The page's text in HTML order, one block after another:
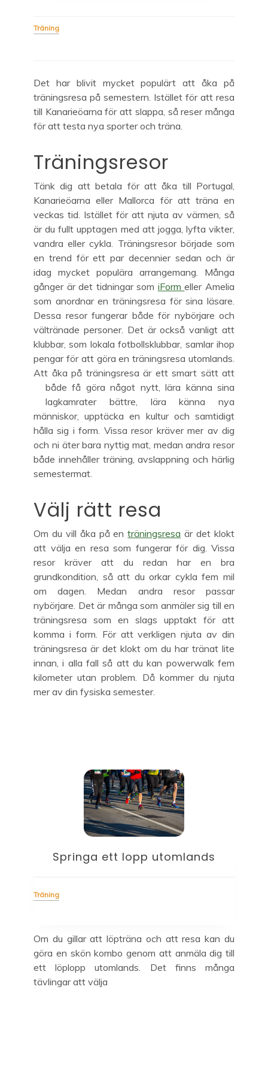
strongday.se
Träning
Det har blivit mycket populärt att åka på
träningsresa på semestern. Istället för att resa
till Kanarieöarna för att slappa, så reser många
för att testa nya sporter och träna.
Träningsresor
Tänk dig att betala för att åka till Portugal,
Kanarieöarna eller Mallorca för att träna en
veckas tid. Istället för att njuta av värmen, så
är du fullt upptagen med att jogga, lyfta vikter,
vandra eller cykla. Träningsresor började som
en trend för ett par decennier sedan och är
idag mycket populära arrangemang. Många
gånger är det tidningar som iFormeller Amelia
som anordnar en träningsresa för sina läsare.
Dessa resor fungerar både för nybörjare och
vältränade personer. Det är också vanligt att
klubbar, som lokala fotbollsklubbar, samlar ihop
pengar för att göra en träningsresa utomlands.
Att åka på träningsresa är ett smart sätt att
både få göra något nytt, lära känna sina
lagkamrater bättre, lära känna nya
människor, upptäcka en kultur och samtidigt
hålla sig i form. Vissa resor kräver mer av dig
och ni äter bara nyttig mat, medan andra resor
både innehåller träning, avslappning och härlig
semestermat.
Välj rätt resa
Om du vill åka på enträningsresa är det klokt
att välja en resa som fungerar för dig. Vissa
resor kräver att du redan har en bra
grundkondition, så att du orkar cykla fem mil
om dagen. Medan andra resor passar
nybörjare. Det är många som anmäler sig till en
träningsresa som en slags upptakt för att
komma i form. För att verkligen njuta av din
träningsresa är det klokt om du har tränat lite
innan, i alla fall så att du kan powerwalk fem
kilometer utan problem. Då kommer du njuta
mer av din fysiska semester.
Springa ett lopp utomlands
Träning
Om du gillar att löpträna och att resa kan du
göra en skön kombo genom att anmäla dig till
ett löplopp utomlands. Det finns många
tävlingar att välja